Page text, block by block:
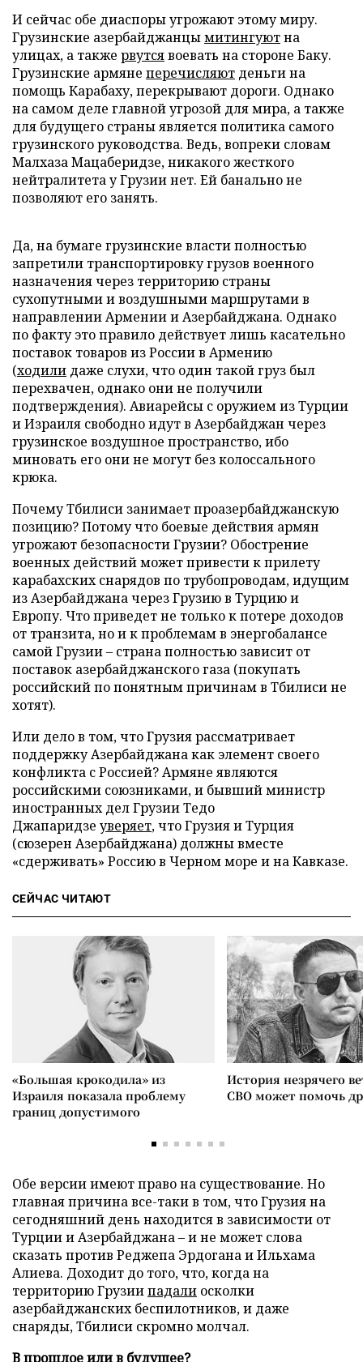
И сейчас обе диаспоры угрожают этому миру.
Грузинские азербайджанцымитингуютна
улицах, а также рвутсявоевать на стороне Баку.
Грузинские армяне перечисляют деньги на
помощь Карабаху, перекрывают дороги. Однако
на самом деле главной угрозой для мира, а также
для будущего страны является политика самого
грузинского руководства. Ведь, вопреки словам
Малхаза Мацаберидзе, никакого жесткого
нейтралитета у Грузии нет. Ей банально не
позволяют его занять.
Да, на бумаге грузинские власти полностью
запретили транспортировку грузов военного
назначения через территорию страны
сухопутными и воздушными маршрутами в
направлении Армении и Азербайджана. Однако
по факту это правило действует лишь касательно
поставок товаров из России в Армению
(ходили даже слухи, что один такой груз был
перехвачен, однако они не получили
подтверждения). Авиарейсы с оружием из Турции
и Израиля свободно идут в Азербайджан через
грузинское воздушное пространство, ибо
миновать его они не могут без колоссального
крюка.
Почему Тбилиси занимает проазербайджанскую
позицию? Потому что боевые действия армян
угрожают безопасности Грузии? Обострение
военных действий может привести к прилету
карабахских снарядов по трубопроводам, идущим
из Азербайджана через Грузию в Турцию и
Европу. Что приведет не только к потере доходов
от транзита, но и к проблемам в энергобалансе
самой Грузии – страна полностью зависит от
поставок азербайджанского газа (покупать
российский по понятным причинам в Тбилиси не
хотят).
Или дело в том, что Грузия рассматривает
поддержку Азербайджана как элемент своего
конфликта с Россией? Армяне являются
российскими союзниками, и бывший министр
иностранных дел Грузии Тедо
Джапаридзе уверяет, что Грузия и Турция
(сюзерен Азербайджана) должны вместе
«сдерживать» Россию в Черном море и на Кавказе.
СЕЙЧАС ЧИТАЮТ
«Большая крокодила» из
Израиля показала проблему
границ допустимого
История незрячего
СВО может помочь
Обе версии имеют право на существование. Но
главная причина все-таки в том, что Грузия на
сегодняшний день находится в зависимости от
Турции и Азербайджана – и не может слова
сказать против Реджепа Эрдогана и Ильхама
Алиева. Доходит до того, что, когда на
территорию Грузиипадали осколки
азербайджанских беспилотников, и даже
снаряды, Тбилиси скромно молчал.
В прошлое или в будущее?